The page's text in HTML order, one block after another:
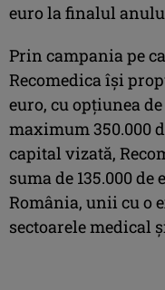
euro la finalul
Prin campania pe
Recomedica își
euro, cu opțiunea
maximum 350.000
capital vizată,
suma de 135.000
România, unii cu o
sectoarele medical